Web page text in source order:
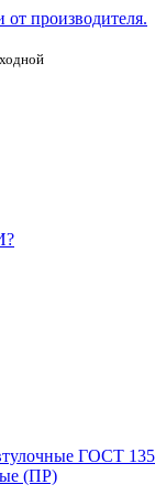
ГОСТ
(ПР)